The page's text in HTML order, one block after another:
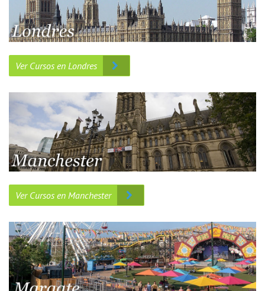
Ver Cursos en Londres
Ver Cursos en Manchester